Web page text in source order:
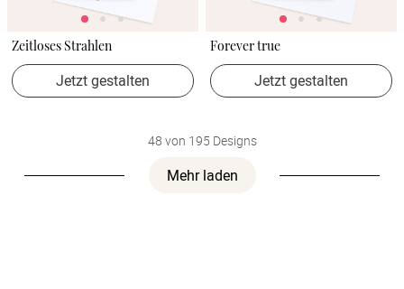
Zeitloses Strahlen
Jetzt gestalten
Forever true
Jetzt gestalten
48 von 195 Designs
Mehr laden